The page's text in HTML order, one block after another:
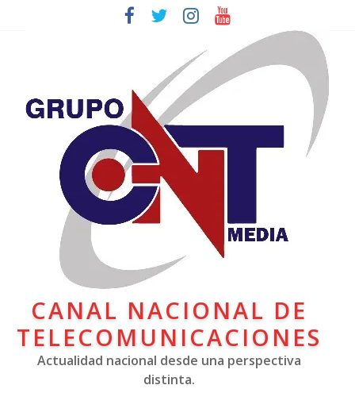
CANAL NACIONAL DE
TELECOMUNICACIONES
Actualidad nacional desde una perspectiva
distinta.